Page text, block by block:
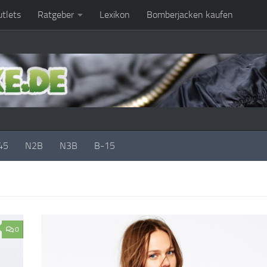
Ratgeber Lexikon Bomberjacken kaufen
N2B N3B B-15
0